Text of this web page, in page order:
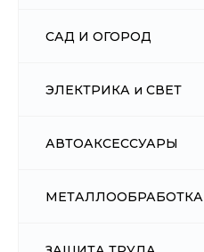
САД И ОГОРОД
ЭЛЕКТРИКА и СВЕТ
АВТОАКСЕССУАРЫ
МЕТАЛЛООБРАБОТКА